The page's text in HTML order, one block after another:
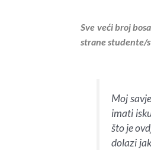
Sve veći broj
strane studente/
Moj
imati
što je
dolazi